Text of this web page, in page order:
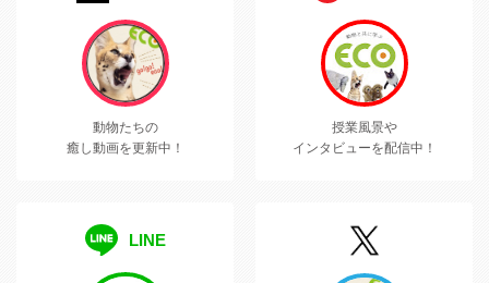
動物たちの
癒し動画を更新中！
授業風景や
インタビューを配信中！
LINE